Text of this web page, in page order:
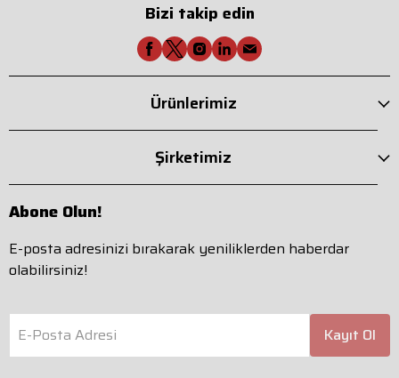
Bizi takip edin
Ürünlerimiz
Şirketimiz
Abone Olun!
E-posta adresinizi bırakarak yeniliklerden haberdar
olabilirsiniz!
E-Posta Adresi Kayıt Ol